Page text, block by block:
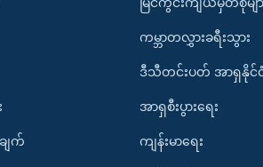
ျက်
ကမ္ဘာတလွှားခရီးသွား
ဒီသီတင်းပတ် အာရှနိုင်ငံ
အာရှစီးပွားရေး
ကျန်းမာရေး